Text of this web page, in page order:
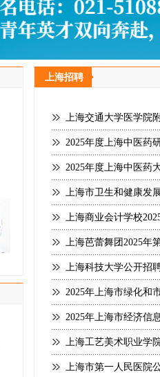
上海招聘
上海交通大学医学院
2025年度上海中医药
2025年度上海中医药
上海市卫生和健康发
上海商业会计学校
上海芭蕾舞团2025年
上海科技大学公开招
2025年上海市绿化和
2025年上海市经济信
上海工艺美术职业学
上海市第一人民医院